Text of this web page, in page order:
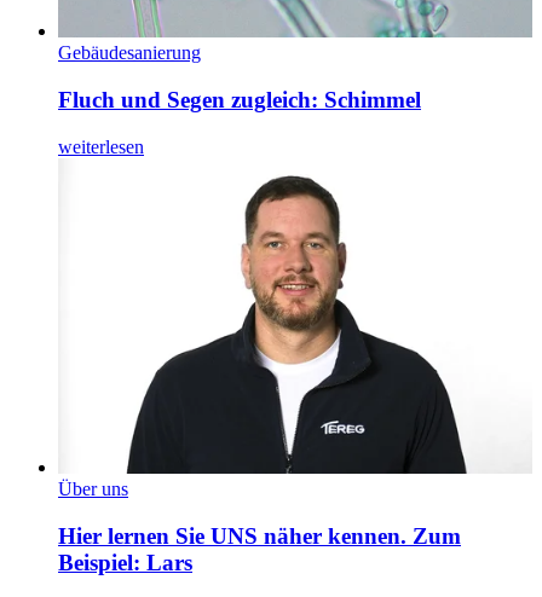
Gebäudesanierung
Fluch und Segen zugleich: Schimmel
weiterlesen
Über uns
Hier lernen Sie UNS näher kennen. Zum
Beispiel: Lars